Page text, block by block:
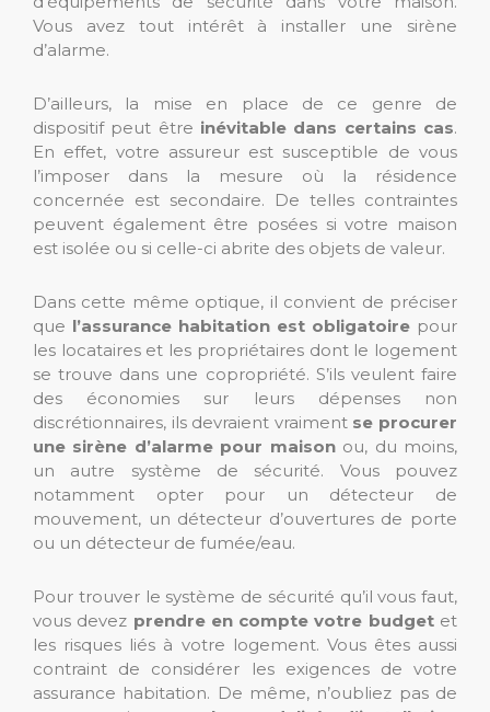
Vous avez tout intérêt à installer une sirène
d’alarme.
D’ailleurs, la mise en place de ce genre de
dispositif peut être inévitable dans certains cas.
En effet, votre assureur est susceptible de vous
l’imposer dans la mesure où la résidence
concernée est secondaire. De telles contraintes
peuvent également être posées si votre maison
est isolée ou si celle-ci abrite des objets de valeur.
Dans cette même optique, il convient de préciser
que l’assurance habitation est obligatoire pour
les locataires et les propriétaires dont le logement
se trouve dans une copropriété. S’ils veulent faire
des économies sur leurs dépenses non
discrétionnaires, ils devraient vraiment se procurer
une sirène d’alarme pour maisonou, du moins,
un autre système de sécurité. Vous pouvez
notamment opter pour un détecteur de
mouvement, un détecteur d’ouvertures de porte
ou un détecteur de fumée/eau.
Pour trouver le système de sécurité qu’il vous faut,
vous devez prendre en compte votre budgetet
les risques liés à votre logement. Vous êtes aussi
contraint de considérer les exigences de votre
assurance habitation. De même, n’oubliez pas de